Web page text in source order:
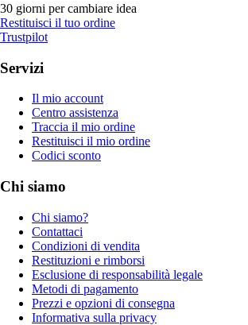
30 giorni per cambiare idea
Restituisci il tuo ordine
Trustpilot
Servizi
Il mio account
Centro assistenza
Traccia il mio ordine
Restituisci il mio ordine
Codici sconto
Chi siamo
Chi siamo?
Contattaci
Condizioni di vendita
Restituzioni e rimborsi
Esclusione di responsabilità legale
Metodi di pagamento
Prezzi e opzioni di consegna
Informativa sulla privacy